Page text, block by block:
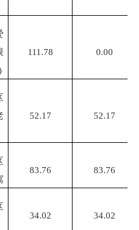
111.78 0.00
52.17 52.17
83.76 83.76
34.02 34.02